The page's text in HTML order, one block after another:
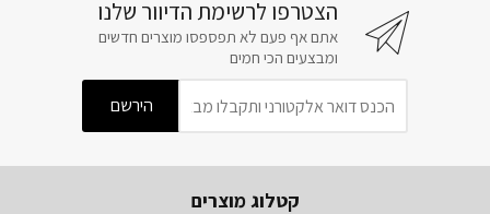
הצטרפו לרשימת הדיוור שלנו
אתם אף פעם לא תפספסו מוצרים חדשים
ומבצעים הכי חמים
קטלוג מוצרים